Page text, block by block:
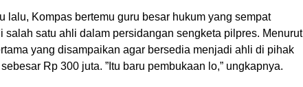
lalu, Kompas bertemu guru besar hukum yang sempat
salah satu ahli dalam persidangan sengketa pilpres. Menurut
yang disampaikan agar bersedia menjadi ahli di pihak
Rp 300 juta. ”Itu baru pembukaan lo,” ungkapnya.